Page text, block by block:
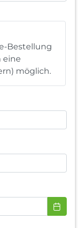
Bestellung
eine
möglich.